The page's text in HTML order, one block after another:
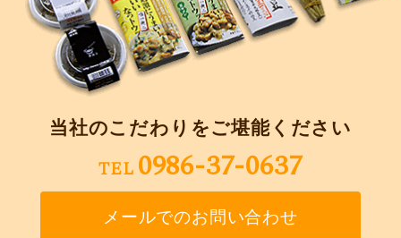
当社のこだわりをご堪能ください
TEL 0986-37-0637
メールでのお問い合わせ